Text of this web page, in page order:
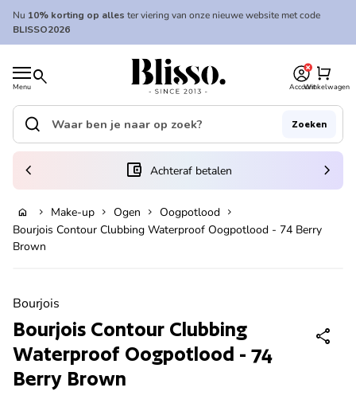
In winkelwagen
Overslaan naar inhoud
Nu 10% korting op alles ter viering van onze nieuwe website met code
BLISSO2026
Menu search
Home
AccountWinkelwagen
shopping_cart
Home
Zoek op"
search Zoeken
(link opent in nieuw tabblad/venster)
account_balance_wallet Achteraf betalen
chevron_left chevron_right
home chevron_right Make-up chevron_right Ogen chevron_right Oogpotlood chevron_right
Bourjois Contour Clubbing Waterproof Oogpotlood - 74 Berry
Brown
Bourjois
Bourjois Contour Clubbing
Waterproof Oogpotlood - 74
Berry Brown
share